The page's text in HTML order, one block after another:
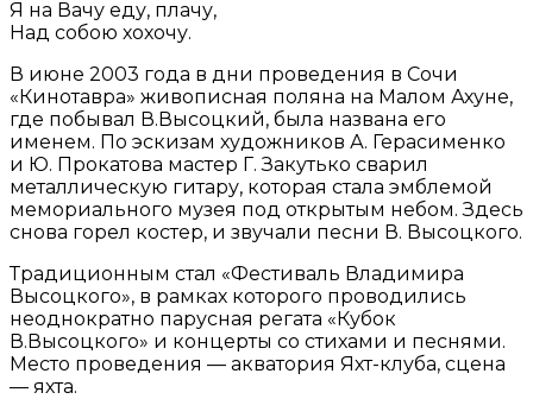
Я на Вачу еду, плачу,
Над собою хохочу.
В июне 2003 года в дни проведения в Сочи
«Кинотавра» живописная поляна на Малом Ахуне,
где побывал В.Высоцкий, была названа его
именем. По эскизам художников А. Герасименко
и Ю. Прокатова мастер Г. Закутько сварил
металлическую гитару, которая стала эмблемой
мемориального музея под открытым небом. Здесь
снова горел костер, и звучали песни В. Высоцкого.
Традиционным стал «Фестиваль Владимира
Высоцкого», в рамках которого проводились
неоднократно парусная регата «Кубок
В.Высоцкого» и концерты со стихами и песнями.
Место проведения — акватория Яхт-клуба, сцена
— яхта.